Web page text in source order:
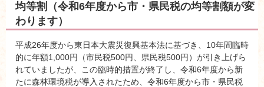
均等割（令和6年度から市・県民税の均等割額が変
わります）
平成26年度から東日本大震災復興基本法に基づき、10年間臨時
的に年額1,000円（市民税500円、県民税500円）が引き上げら
れていましたが、この臨時的措置が終了し、令和6年度から新
たに森林環境税が導入されたため、令和6年度から市・県民税